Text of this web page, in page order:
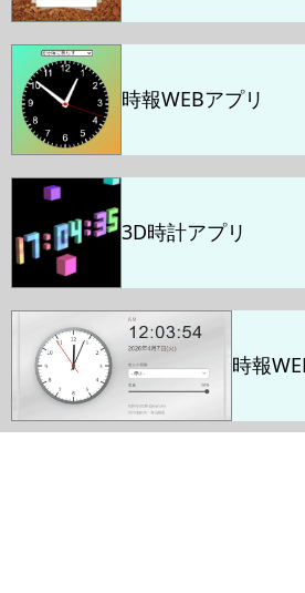
時報WEBアプリ
3D時計アプリ
時報